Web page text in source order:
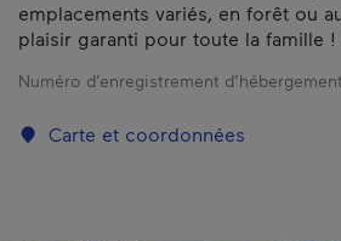
emplacements variés, en forêt ou
plaisir garanti pour toute la famille !
Numéro d’enregistrement
Carte et coordonnées